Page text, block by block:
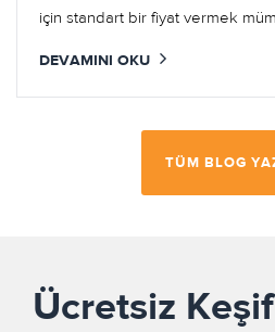
için standart bir fiyat vermek
DEVAMINI OKU
TÜM BLOG
Ücretsiz